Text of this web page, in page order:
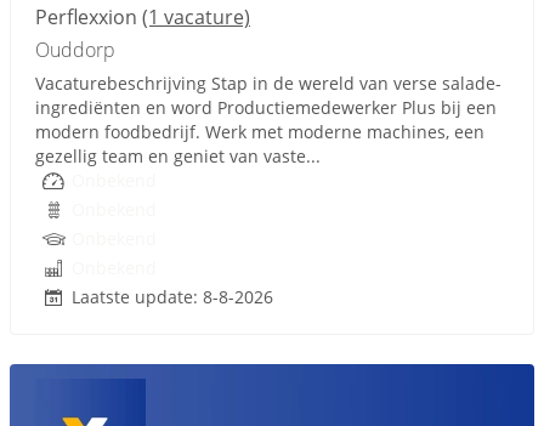
Perflexxion (1 vacature)
Ouddorp
Vacaturebeschrijving Stap in de wereld van verse salade-
ingrediënten en word Productiemedewerker Plus bij een
modern foodbedrijf. Werk met moderne machines, een
gezellig team en geniet van vaste...
Laatste update: 8-8-2026